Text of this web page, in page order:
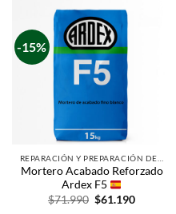
-15%
Mortero Acabado Reforzado
Ardex F5
$71.990 $61.190